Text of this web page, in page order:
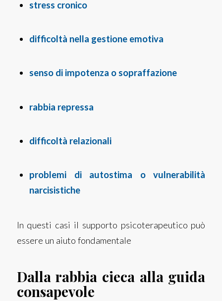
stress cronico
difficoltà nella gestione emotiva
senso di impotenza o sopraffazione
rabbia repressa
difficoltà relazionali
problemi di autostima o vulnerabilità
narcisistiche
In questi casi il supporto psicoterapeutico può
essere un aiuto fondamentale
Dalla rabbia cieca alla guida
consapevole